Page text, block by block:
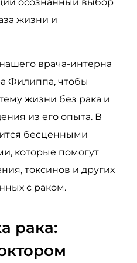
осознанный выбор
жизни и
врача-интерна
Филиппа, чтобы
жизни без рака и
из его опыта. В
бесценными
которые помогут
токсинов и других
с раком.
рака: